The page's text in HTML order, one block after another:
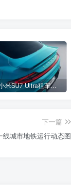
小米SU7 Ultra租车单日价格高达万元：一月内已约满 预计一年回本
下一篇
城市地铁运行动态图